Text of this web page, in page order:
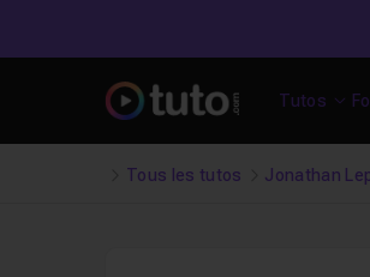
Tutos
Tous les tutos Jonathan